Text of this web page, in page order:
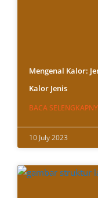
Mengenal Kalor:
Kalor Jenis
BACA
10 July 2023